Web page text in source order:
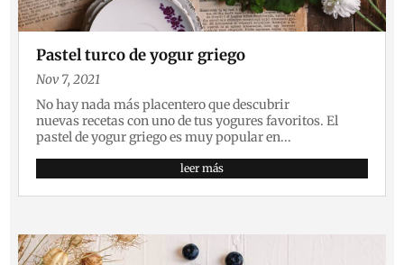
Pastel turco de yogur griego
Nov 7, 2021
No hay nada más placentero que descubrir
nuevas recetas con uno de tus yogures favoritos. El
pastel de yogur griego es muy popular en...
leer más